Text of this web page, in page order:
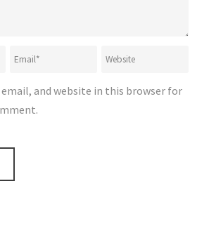
email, and website in this browser for